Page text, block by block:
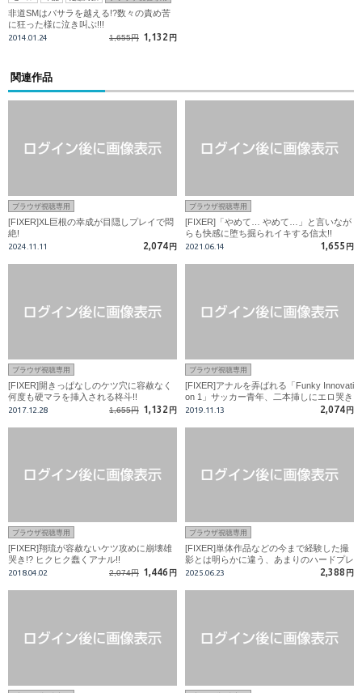
非道SMはバサラを越える!?数々の責め苦
に狂った様に泣き叫ぶ!!!
2014.01.24 1,655円 1,132 円
関連作品
ブラウザ視聴専用
[FIXER]XL巨根の幸成が目隠しプレイで悶
絶!
2024.11.11 2,074 円
ブラウザ視聴専用
[FIXER]「やめて… やめて…」と言いなが
らも快感に堕ち掘られイキする信太!!
2021.06.14 1,655 円
ブラウザ視聴専用
[FIXER]開きっぱなしのケツ穴に容赦なく
何度も硬マラを挿入される柊斗!!
2017.12.28 1,655円 1,132 円
ブラウザ視聴専用
[FIXER]アナルを弄ばれる「Funky Innovati
on 1」サッカー青年、二本挿しにエロ哭き
が止まらない!!
2019.11.13 2,074 円
ブラウザ視聴専用
[FIXER]翔琉が容赦ないケツ攻めに崩壊雄
哭き!? ヒクヒク蠢くアナル!!
2018.04.02 2,074円 1,446 円
ブラウザ視聴専用
[FIXER]単体作品などの今まで経験した撮
影とは明らかに違う、あまりのハードプレ
イに本気でおびえる伊織!
2025.06.23 2,388 円